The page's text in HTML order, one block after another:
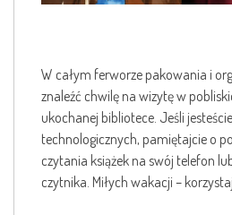
W całym ferworze pakowania i
znaleźć chwilę na wizytę w
ukochanej bibliotece. Jeśli
technologicznych, pamiętajcie o
czytania książek na swój telefon
czytnika. Miłych wakacji –